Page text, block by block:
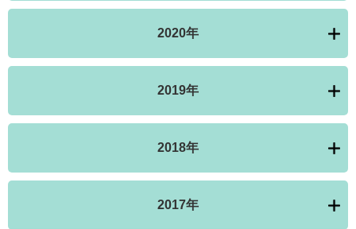
2020年
2019年
2018年
2017年